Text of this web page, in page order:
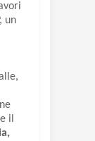
un
e il